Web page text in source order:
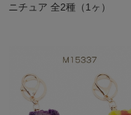
ニチュア 全2種（1ヶ）